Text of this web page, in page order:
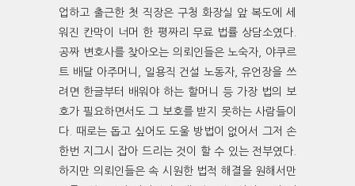
업하고 출근한 첫 직장은 구청 화장실 앞 복도에 세
워진 칸막이 너머 한 평짜리 무료 법률 상담소였다.
공짜 변호사를 찾아오는 의뢰인들은 노숙자, 야쿠르
트 배달 아주머니, 일용직 건설 노동자, 유언장을 쓰
려면 한글부터 배워야 하는 할머니 등 가장 법의 보
호가 필요하면서도 그 보호를 받지 못하는 사람들이
다. 때로는 돕고 싶어도 도울 방법이 없어서 그저 손
한번 지그시 잡아 드리는 것이 할 수 있는 전부였다.
하지만 의뢰인들은 속 시원한 법적 해결을 원해서만